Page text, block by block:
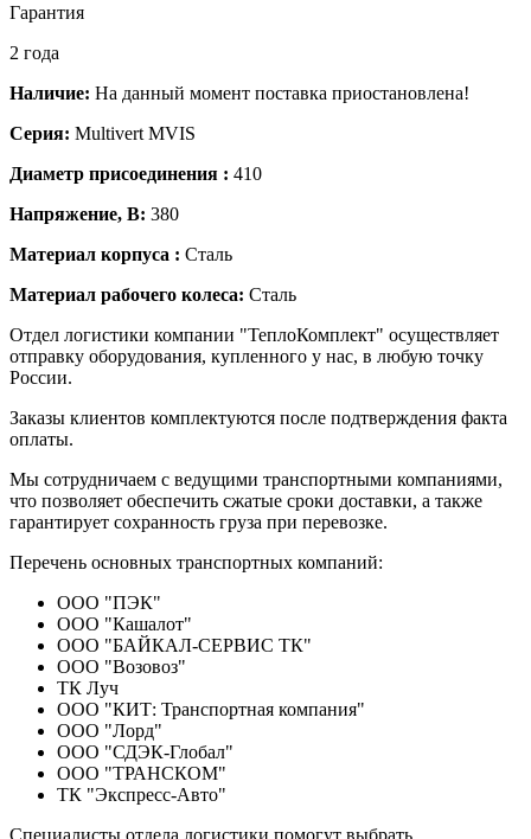
Гарантия
2 года
Наличие: На данный момент поставка приостановлена!
Серия: Multivert MVIS
Диаметр присоединения : 410
Напряжение, В: 380
Материал корпуса : Сталь
Материал рабочего колеса: Сталь
Отдел логистики компании "ТеплоКомплект" осуществляет
отправку оборудования, купленного у нас, в любую точку
России.
Заказы клиентов комплектуются после подтверждения факта
оплаты.
Мы сотрудничаем с ведущими транспортными компаниями,
что позволяет обеспечить сжатые сроки доставки, а также
гарантирует сохранность груза при перевозке.
Перечень основных транспортных компаний:
ООО "ПЭК"
ООО "Кашалот"
ООО "БАЙКАЛ-СЕРВИС ТК"
ООО "Возовоз"
ТК Луч
ООО "КИТ: Транспортная компания"
ООО "Лорд"
ООО "СДЭК-Глобал"
ООО "ТРАНСКОМ"
ТК "Экспресс-Авто"
Специалисты отдела логистики помогут выбрать